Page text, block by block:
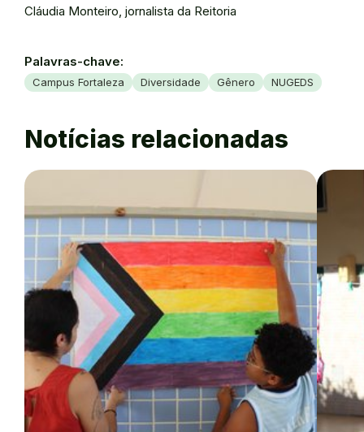
Cláudia Monteiro, jornalista da Reitoria
Palavras-chave:
Campus Fortaleza Diversidade Gênero NUGEDS
Notícias relacionadas